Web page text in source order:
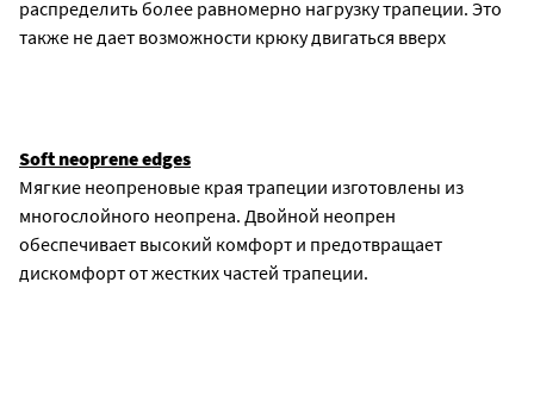
распределить более равномерно нагрузку трапеции. Это
также не дает возможности крюку двигаться вверх
Soft neoprene edges
Мягкие неопреновые края трапеции изготовлены из
многослойного неопрена. Двойной неопрен
обеспечивает высокий комфорт и предотвращает
дискомфорт от жестких частей трапеции.